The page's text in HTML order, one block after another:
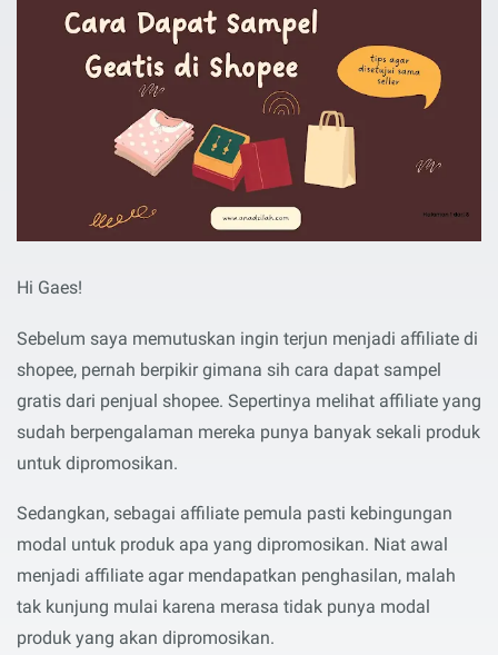
Hi Gaes!
Sebelum saya memutuskan ingin terjun menjadi affiliate di
shopee, pernah berpikir gimana sih cara dapat sampel
gratis dari penjual shopee. Sepertinya melihat affiliate yang
sudah berpengalaman mereka punya banyak sekali produk
untuk dipromosikan.
Sedangkan, sebagai affiliate pemula pasti kebingungan
modal untuk produk apa yang dipromosikan. Niat awal
menjadi affiliate agar mendapatkan penghasilan, malah
tak kunjung mulai karena merasa tidak punya modal
produk yang akan dipromosikan.